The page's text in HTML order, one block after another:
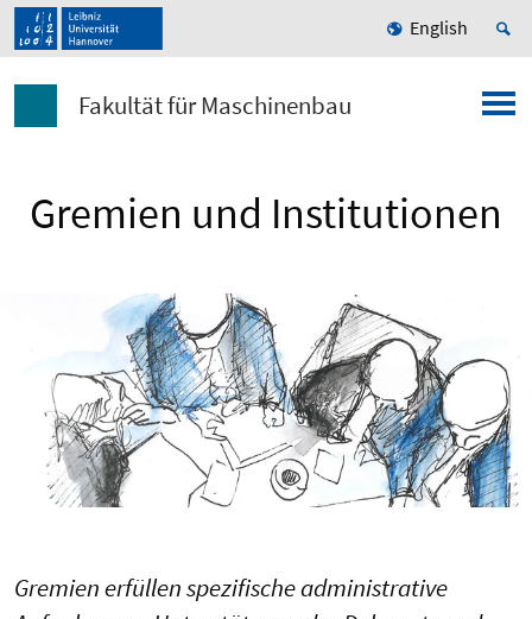
English
Fakultät für Maschinenbau
Gremien und Institutionen
Gremien erfüllen spezifische administrative